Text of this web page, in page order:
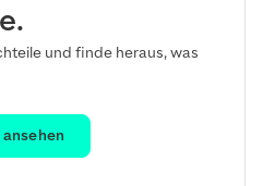
und finde heraus, was